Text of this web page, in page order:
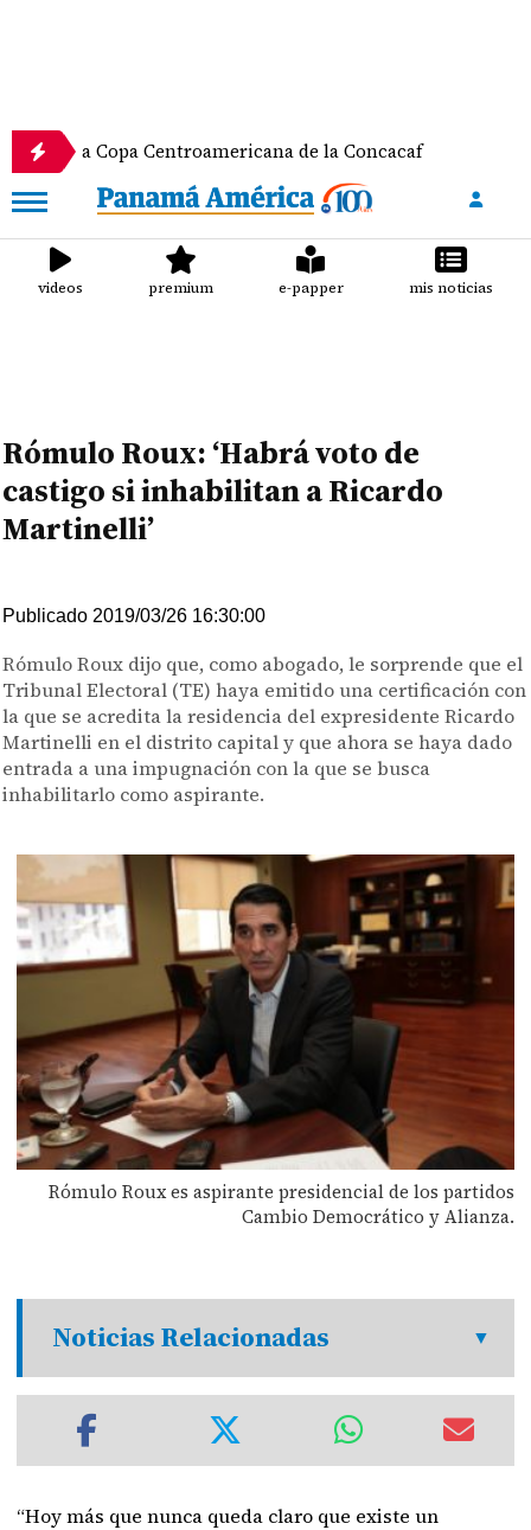
Centroamericana de la Concacaf
videos premium e-papper mis noticias
Rómulo Roux: ‘Habrá voto de
castigo si inhabilitan a Ricardo
Martinelli’
Publicado 2019/03/26 16:30:00
Rómulo Roux dijo que, como abogado, le sorprende que el
Tribunal Electoral (TE) haya emitido una certificación con
la que se acredita la residencia del expresidente Ricardo
Martinelli en el distrito capital y que ahora se haya dado
entrada a una impugnación con la que se busca
inhabilitarlo como aspirante.
Rómulo Roux es aspirante presidencial de los partidos
Cambio Democrático y Alianza.
Noticias Relacionadas
“Hoy más que nunca queda claro que existe un